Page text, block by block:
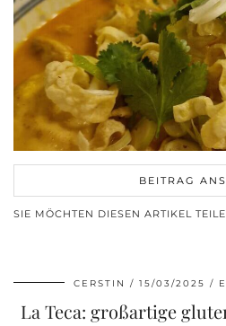
BEITRAG
SIE MÖCHTEN DIESEN ARTIKEL
CERSTIN 15/03/2025
La Teca: großartige